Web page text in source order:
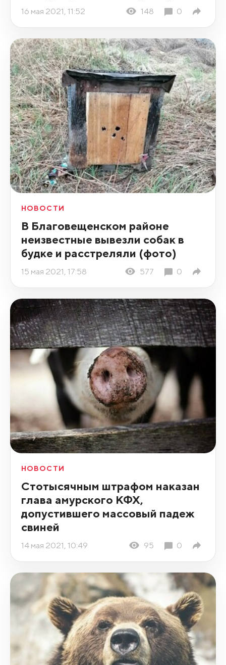
16 мая 2021, 11:52 148 0
НОВОСТИ
В Благовещенском районе
неизвестные вывезли собак в
будке и расстреляли (фото)
15 мая 2021, 17:58 577 0
НОВОСТИ
Стотысячным штрафом наказан
глава амурского КФХ,
допустившего массовый падеж
свиней
14 мая 2021, 10:49 95 0